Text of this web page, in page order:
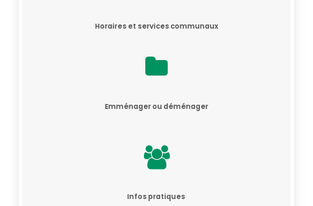
Horaires et services communaux
Emménager ou déménager
Infos pratiques